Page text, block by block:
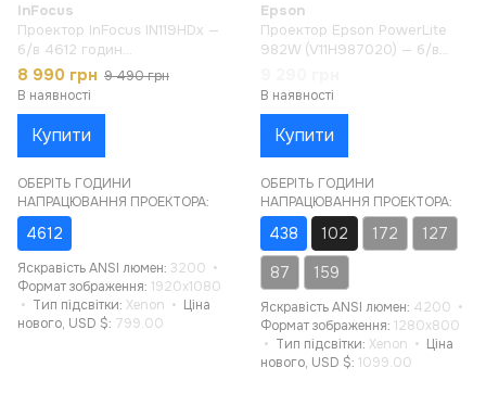
InFocus
Проектор InFocus IN119HDx —
б/в 4612 годин
напрацювання
8 990 грн 9 490 грн
В наявності
Купити
ОБЕРІТЬ ГОДИНИ
НАПРАЦЮВАННЯ ПРОЕКТОРА:
4612
Яскравість ANSI люмен 3200
Формат зображення 1920x1080
Тип підсвітки Xenon
Ціна
нового, USD $ 799.00
Epson
Проектор Epson PowerLite
982W (V11H987020) — б/в
В наявності
Купити
ОБЕРІТЬ ГОДИНИ
НАПРАЦЮВАННЯ ПРОЕКТОРА:
438 102 172
127
87
159
Яскравість ANSI люмен 4200
Формат зображення 1280x800
Тип підсвітки Xenon
Ціна
нового, USD $ 1099.00